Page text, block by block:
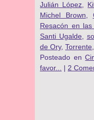
Julián López
Michel Brown
Resacón en las
Santi Ugalde
de Ory, Torrente
Posteado en
favor...
| 2